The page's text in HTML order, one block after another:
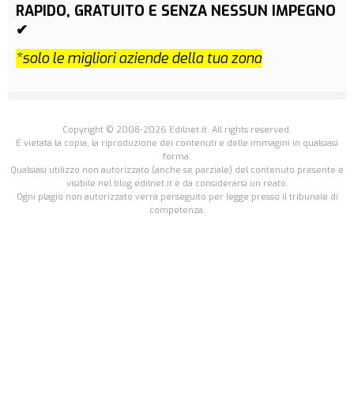
RAPIDO, GRATUITO E SENZA NESSUN IMPEGNO
✔
*solo le migliori aziende della tua zona
Copyright © 2008-2026 Edilnet.it. All rights reserved.
É vietata la copia, la riproduzione dei contenuti e delle immagini in qualsiasi
forma.
Qualsiasi utilizzo non autorizzato (anche se parziale) del contenuto presente e
visibile nel blog.edilnet.it è da considerarsi un reato.
Ogni plagio non autorizzato verrà perseguito per legge presso il tribunale di
competenza.